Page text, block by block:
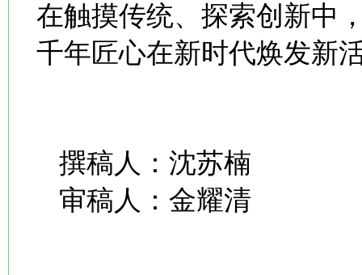
在触摸传统、探索创新中
千年匠心在新时代焕发新
撰稿人：沈苏楠
审稿人：金耀清